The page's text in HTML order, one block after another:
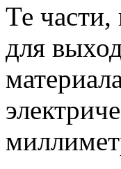
Те части,
для